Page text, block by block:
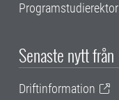
Programstudierektor
Senaste nytt från
Driftinformation